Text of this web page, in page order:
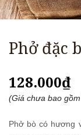
Phở đặc
128.000₫
(Giá chưa bao gồm
Phở bò có hương